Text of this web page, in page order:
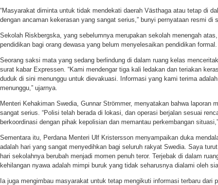
“Masyarakat diminta untuk tidak mendekati daerah Västhaga atau tetap di
dengan ancaman kekerasan yang sangat serius,” bunyi pernyataan resmi di
Sekolah Riskbergska, yang sebelumnya merupakan sekolah menengah
pendidikan bagi orang dewasa yang belum menyelesaikan pendidikan formal.
Seorang saksi mata yang sedang berlindung di dalam ruang kelas
surat kabar Expressen. “Kami mendengar tiga kali ledakan dan teriakan
duduk di sini menunggu untuk dievakuasi. Informasi yang kami terima
menunggu,” ujarnya.
Menteri Kehakiman Swedia, Gunnar Strömmer, menyatakan bahwa laporan
sangat serius. “Polisi telah berada di lokasi, dan operasi berjalan sesuai
berkoordinasi dengan pihak kepolisian dan memantau perkembangan
Sementara itu, Perdana Menteri Ulf Kristersson menyampaikan duka
adalah hari yang sangat menyedihkan bagi seluruh rakyat Swedia. Saya
hari sekolahnya berubah menjadi momen penuh teror. Terjebak di dalam
kehilangan nyawa adalah mimpi buruk yang tidak seharusnya dialami oleh
Ia juga mengimbau masyarakat untuk tetap mengikuti informasi terbaru dari